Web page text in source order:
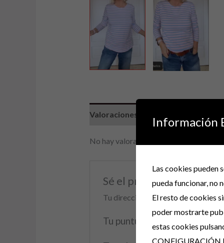
Valoraciones (0)
No hay valoraciones aún.
Sé el primero en valorar
Tu dirección de correo electrónico
Tu puntuación
Información
Las cookies pueden
pueda funcionar, no
El resto de cookies
poder mostrarte
estas cookies
CONFIGURACIÓN